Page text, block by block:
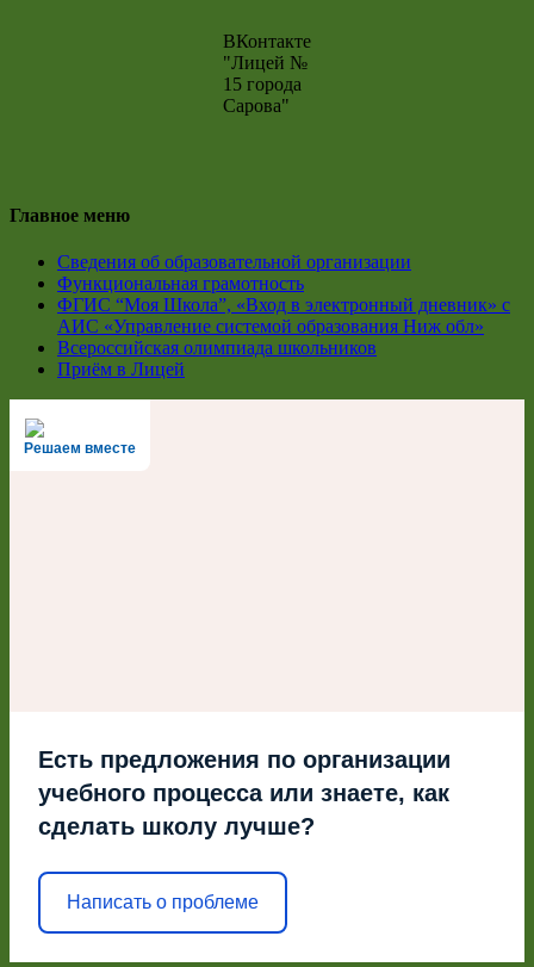
ВКонтакте
"Лицей №
15 города
Сарова"
Главное меню
Сведения об образовательной организации
Функциональная грамотность
ФГИС “Моя Школа”, «Вход в электронный дневник» с
АИС «Управление системой образования Ниж обл»
Всероссийская олимпиада школьников
Приём в Лицей
Решаем вместе
Есть предложения по организации
учебного процесса или знаете, как
сделать школу лучше?
Написать о проблеме